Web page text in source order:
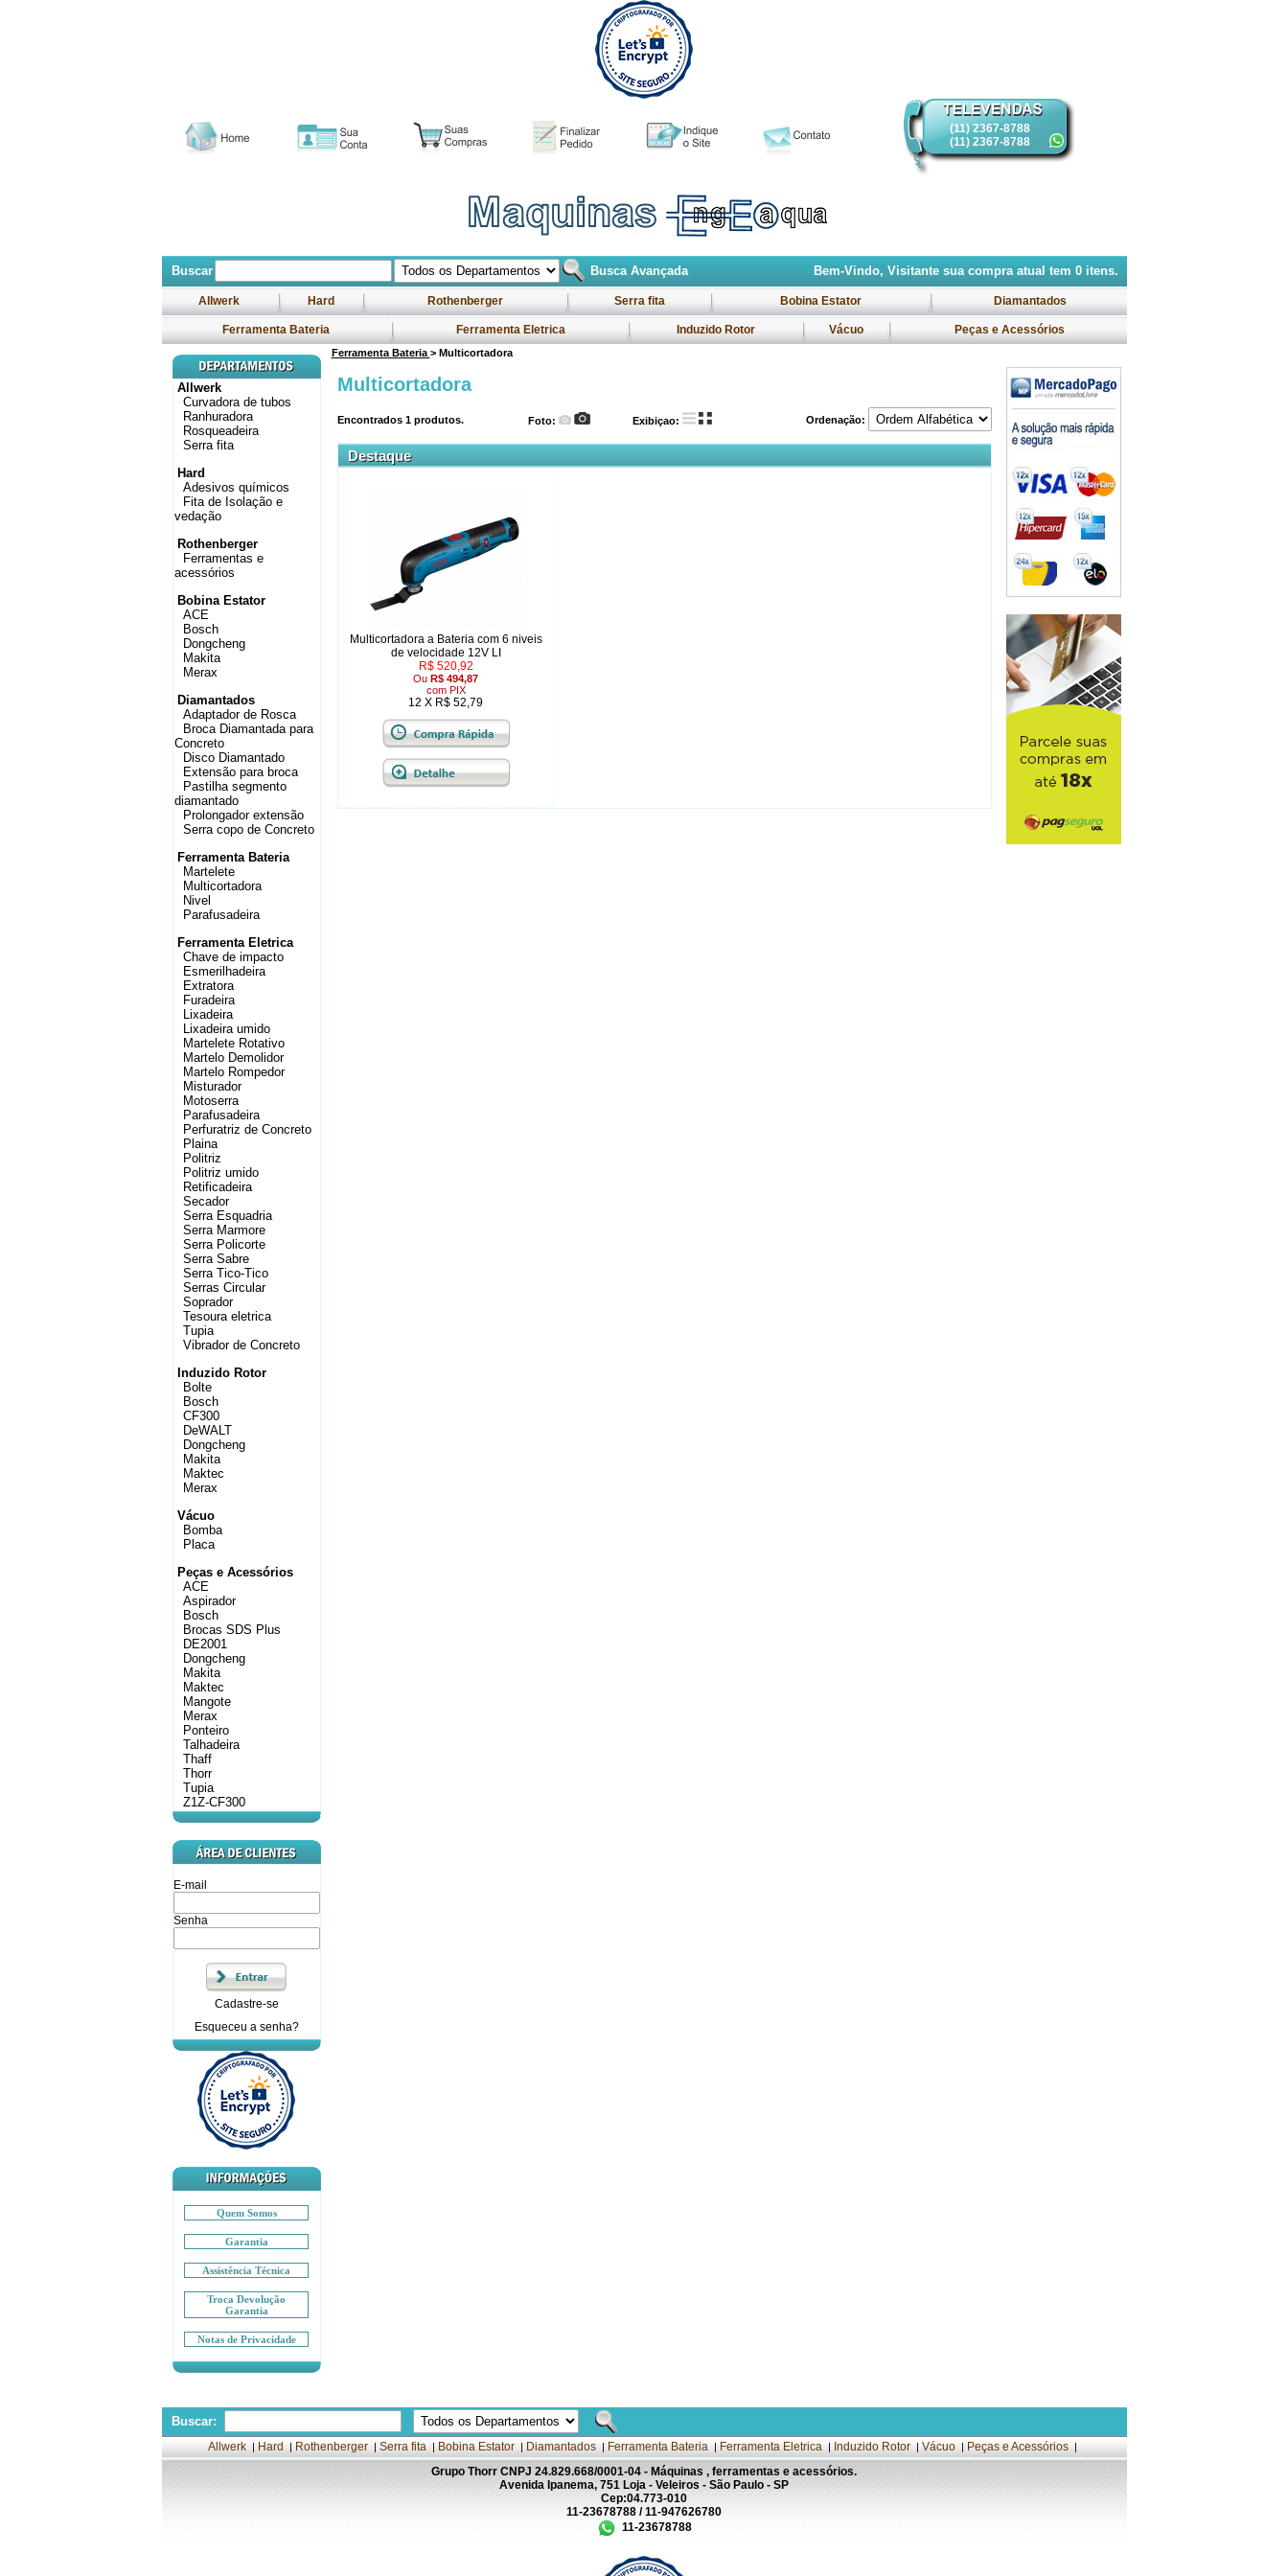
(11) 2367-8788
(11) 2367-8788
Buscar Busca Avançada Bem-Vindo, Visitante sua compra atual tem 0itens.
Allwerk Hard Rothenberger Serra fita Bobina Estator Diamantados
Ferramenta Bateria Ferramenta Eletrica Induzido Rotor Vácuo Peças e Acessórios
Allwerk
Curvadora de tubos
Ranhuradora
Rosqueadeira
Serra fita
Hard
Adesivos químicos
Fita de Isolação e
vedação
Rothenberger
Ferramentas e
acessórios
Bobina Estator
ACE
Bosch
Dongcheng
Makita
Merax
Diamantados
Adaptador de Rosca
Broca Diamantada para
Concreto
Disco Diamantado
Extensão para broca
Pastilha segmento
diamantado
Prolongador extensão
Serra copo de Concreto
Ferramenta Bateria
Martelete
Multicortadora
Nivel
Parafusadeira
Ferramenta Eletrica
Chave de impacto
Esmerilhadeira
Extratora
Furadeira
Lixadeira
Lixadeira umido
Martelete Rotativo
Martelo Demolidor
Martelo Rompedor
Misturador
Motoserra
Parafusadeira
Perfuratriz de Concreto
Plaina
Politriz
Politriz umido
Retificadeira
Secador
Serra Esquadria
Serra Marmore
Serra Policorte
Serra Sabre
Serra Tico-Tico
Serras Circular
Soprador
Tesoura eletrica
Tupia
Vibrador de Concreto
Induzido Rotor
Bolte
Bosch
CF300
DeWALT
Dongcheng
Makita
Maktec
Merax
Vácuo
Bomba
Placa
Peças e Acessórios
ACE
Aspirador
Bosch
Brocas SDS Plus
DE2001
Dongcheng
Makita
Maktec
Mangote
Merax
Ponteiro
Talhadeira
Thaff
Thorr
Tupia
Z1Z-CF300
E-mail
Senha
Cadastre-se
Esqueceu a senha?
Quem Somos
Garantia
Assistência Técnica
Troca Devolução
Garantia
Notas de Privacidade
Ferramenta Bateria > Multicortadora
Multicortadora
Encontrados 1produtos. Foto: Exibiçao: Ordenação:
Destaque
Multicortadora a Bateria com 6 niveis
de velocidade 12V LI
R$ 520,92
OuR$ 494,87
com PIX
12 X R$ 52,79
Buscar:
Allwerk | Hard | Rothenberger | Serra fita | Bobina Estator | Diamantados | Ferramenta Bateria | Ferramenta Eletrica | Induzido Rotor | Vácuo | Peças e Acessórios |
Grupo Thorr CNPJ 24.829.668/0001-04 - Máquinas , ferramentas e acessórios.
Avenida Ipanema, 751 Loja - Veleiros - São Paulo - SP
Cep:04.773-010
11-23678788 / 11-947626780
11-23678788